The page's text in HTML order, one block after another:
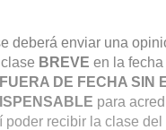
deberá enviar una
BREVE en la
DE FECHA SIN
para
poder recibir la clase del